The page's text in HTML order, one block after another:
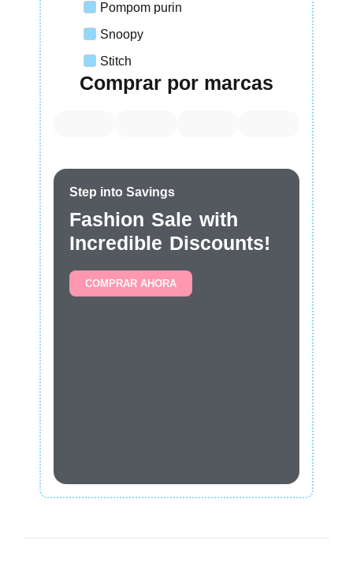
Pompom purin
Snoopy
Stitch
Comprar por marcas
Step into Savings
Fashion Sale with
Incredible Discounts!
COMPRAR AHORA